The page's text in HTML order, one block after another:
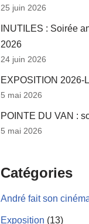
25 juin 2026
INUTILES : Soirée
2026
24 juin 2026
EXPOSITION 2026-
5 mai 2026
POINTE DU VAN :
5 mai 2026
Catégories
André fait son
Exposition (13)